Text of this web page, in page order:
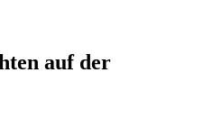
auf der